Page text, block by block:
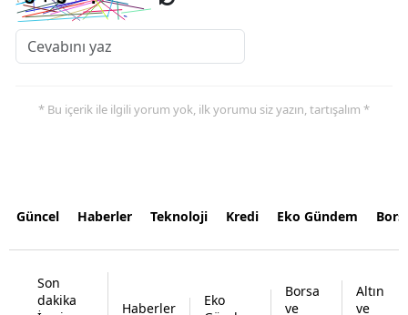
* Bu içerik ile ilgili yorum yok, ilk yorumu siz yazın, tartışalım *
Güncel Haberler Teknoloji Kredi Eko Gündem
Son
dakika
Haberler
Eko
Borsa
ve
Altın
ve